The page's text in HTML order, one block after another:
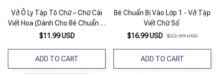
Vở Ô Ly Tập Tô Chữ – Chữ Cái
Viết Hoa (Dành Cho Bé Chuẩn Bị
Vào Lớp 1)
$11.99 USD
ADD TO CART
Bé Chuẩn Bị Vào Lớp 1 - Vở Tập
Viết Chữ Số
$16.99 USD $22.99 USD
ADD TO CART